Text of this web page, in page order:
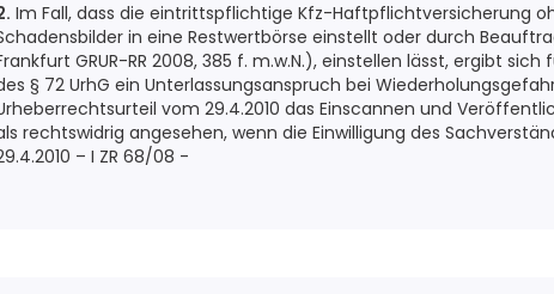
Im Fall, dass die eintrittspflichtige Kfz-Haftpflichtversicherung
in eine Restwertbörse einstellt oder durch
GRUR-RR 2008, 385 f. m.w.N.), einstellen lässt, ergibt
§ 72 UrhG ein Unterlassungsanspruch bei
vom 29.4.2010 das Einscannen und
rechtswidrig angesehen, wenn die Einwilligung des
– I ZR 68/08 -